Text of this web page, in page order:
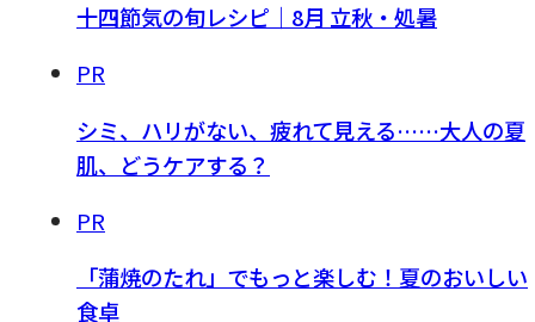
十四節気の旬レシピ｜8月 立秋・処暑
PR
シミ、ハリがない、疲れて見える……大人の夏
肌、どうケアする？
PR
「蒲焼のたれ」でもっと楽しむ！夏のおいしい
食卓